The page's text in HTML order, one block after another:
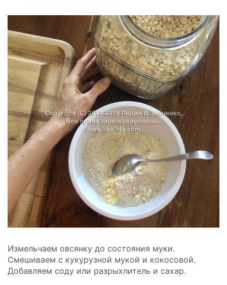
Измельчаем овсянку до состояния муки.
Смешиваем с кукурузной мукой и кокосовой.
Добавляем соду или разрыхлитель и сахар.